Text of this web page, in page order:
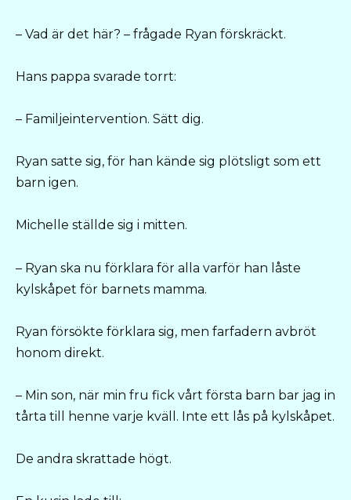
– Vad är det här? – frågade Ryan förskräckt.
Hans pappa svarade torrt:
– Familjeintervention. Sätt dig.
Ryan satte sig, för han kände sig plötsligt som ett
barn igen.
Michelle ställde sig i mitten.
– Ryan ska nu förklara för alla varför han låste
kylskåpet för barnets mamma.
Ryan försökte förklara sig, men farfadern avbröt
honom direkt.
– Min son, när min fru fick vårt första barn bar jag in
tårta till henne varje kväll. Inte ett lås på kylskåpet.
De andra skrattade högt.